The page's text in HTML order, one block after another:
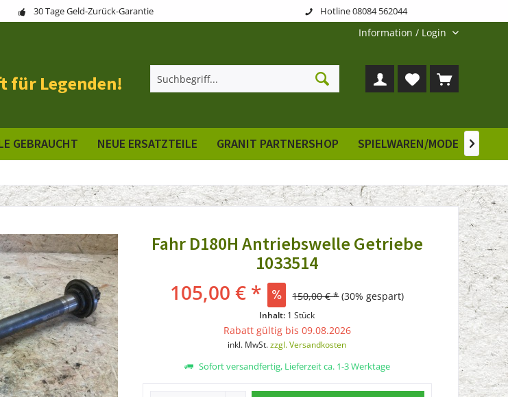
30 Tage Geld-Zurück-Garantie Hotline 08084 562044
Information / Login
für Legenden!
GEBRAUCHT NEUE ERSATZTEILE GRANIT PARTNERSHOP SPIELWAREN/MODELLE

Fahr D180H Antriebswelle Getriebe
1033514
105,00 € * 150,00 € * (30% gespart)
Inhalt: 1 Stück
Rabatt gültig bis 09.08.2026
inkl. MwSt.zzgl. Versandkosten
Sofort versandfertig, Lieferzeit ca. 1-3 Werktage